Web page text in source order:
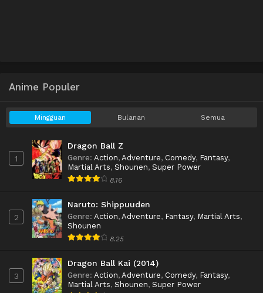
Anime Populer
Mingguan Bulanan Semua
1
Dragon Ball Z
Genre: Action, Adventure, Comedy, Fantasy,
Martial Arts, Shounen, Super Power
8.16
2
Naruto: Shippuuden
Genre: Action, Adventure, Fantasy, Martial Arts,
Shounen
8.25
3
Dragon Ball Kai (2014)
Genre: Action, Adventure, Comedy, Fantasy,
Martial Arts, Shounen, Super Power